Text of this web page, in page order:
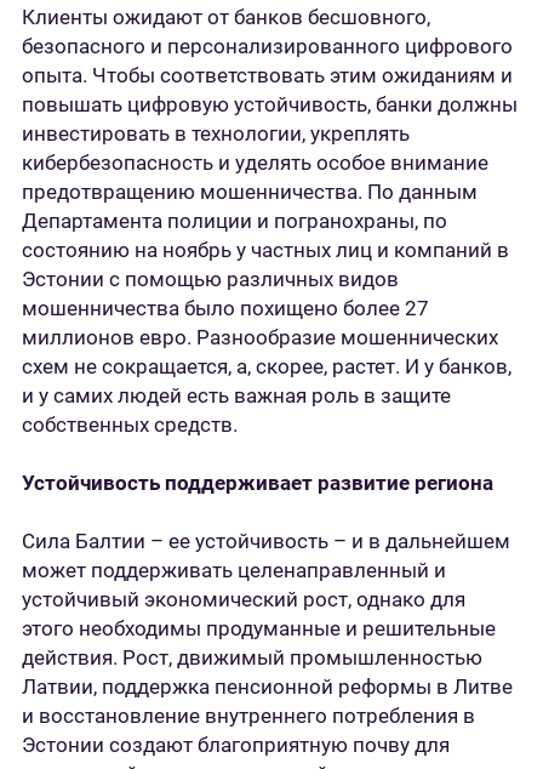
Клиенты ожидают от банков бесшовного,
безопасного и персонализированного цифрового
опыта. Чтобы соответствовать этим ожиданиям и
повышать цифровую устойчивость, банки должны
инвестировать в технологии, укреплять
кибербезопасность и уделять особое внимание
предотвращению мошенничества. По данным
Департамента полиции и погранохраны, по
состоянию на ноябрь у частных лиц и компаний в
Эстонии с помощью различных видов
мошенничества было похищено более 27
миллионов евро. Разнообразие мошеннических
схем не сокращается, а, скорее, растет. И у банков,
и у самих людей есть важная роль в защите
собственных средств.
Устойчивость поддерживает развитие региона
Сила Балтии – ее устойчивость – и в дальнейшем
может поддерживать целенаправленный и
устойчивый экономический рост, однако для
этого необходимы продуманные и решительные
действия. Рост, движимый промышленностью
Латвии, поддержка пенсионной реформы в Литве
и восстановление внутреннего потребления в
Эстонии создают благоприятную почву для